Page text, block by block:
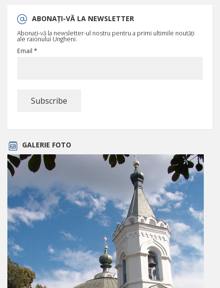
ABONAȚI-VĂ LA NEWSLETTER
Abonați-vă la newsletter-ul nostru pentru a primi ultimile noutăți
ale raionului Ungheni.
Email *
GALERIE FOTO